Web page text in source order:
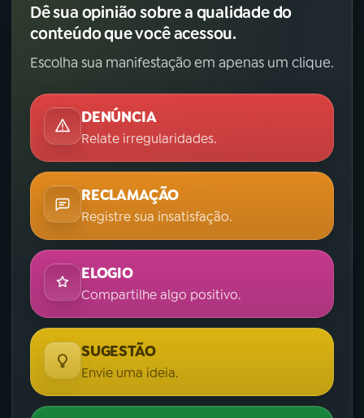
Dê sua opinião sobre a qualidade do
conteúdo que você acessou.
Escolha sua manifestação em apenas um clique.
DENÚNCIA
Relate irregularidades.
RECLAMAÇÃO
Registre sua insatisfação.
ELOGIO
Compartilhe algo positivo.
SUGESTÃO
Envie uma ideia.